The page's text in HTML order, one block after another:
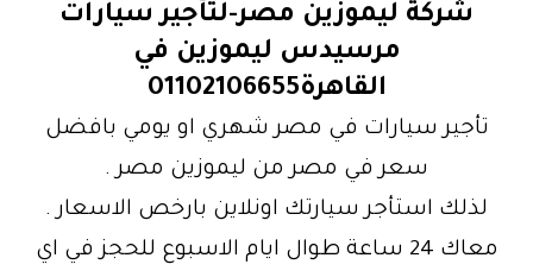
شركة ليموزين مصر-لتأجير سيارات
مرسيدس ليموزين في
القاهرة01102106655
تأجير سيارات في مصر شهري او يومي بافضل
سعر في مصر من ليموزين مصر .
لذلك استأجر سيارتك اونلاين بارخص الاسعار .
معاك 24 ساعة طوال ايام الاسبوع للحجز في اي